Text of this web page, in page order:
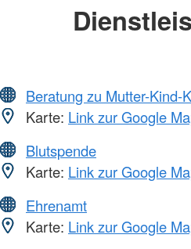
Beratung zu Mutter-Kind-
Karte: Link zur Google
Blutspende
Karte: Link zur Google
Ehrenamt
Karte: Link zur Google